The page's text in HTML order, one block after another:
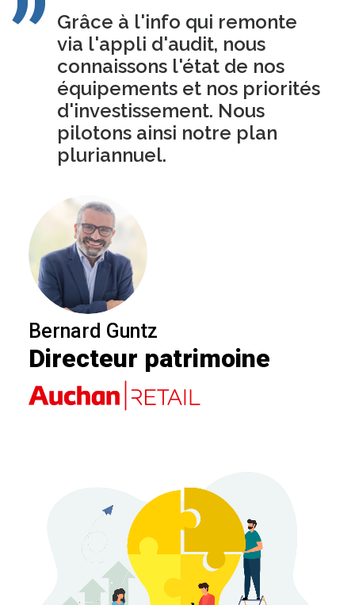
Grâce à l'info qui remonte
via l'appli d'audit, nous
connaissons l'état de nos
équipements et nos priorités
d'investissement. Nous
pilotons ainsi notre plan
pluriannuel.
Bernard Guntz
Directeur patrimoine